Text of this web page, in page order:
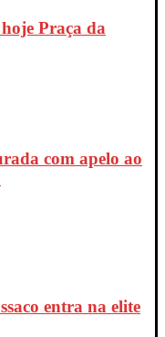
Praça da
com apelo ao
entra na elite